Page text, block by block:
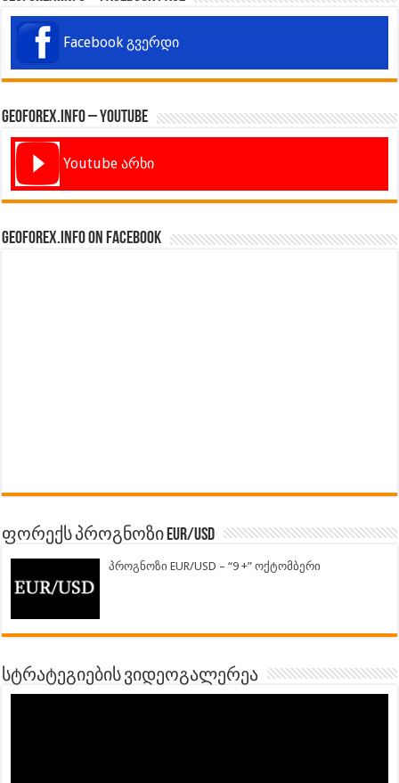
Facebook გვერდი
GeoForex.info – Youtube
Youtube არხი
GeoForex.info on Facebook
ფორექს პროგნოზი EUR/USD
პროგნოზი EUR/USD – “9 +” ოქტომბერი
სტრატეგიების ვიდეოგალერეა